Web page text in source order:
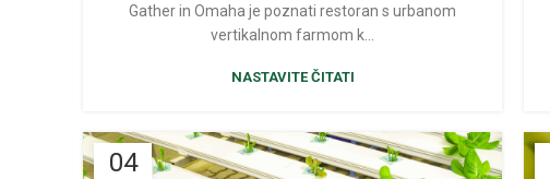
Gather in Omaha je poznati restoran s urbanom
vertikalnom farmom k...
NASTAVITE ČITATI
04